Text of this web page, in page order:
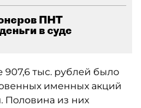
ПНТ
в суде
907,6 тыс. рублей было
именных акций
Половина из них